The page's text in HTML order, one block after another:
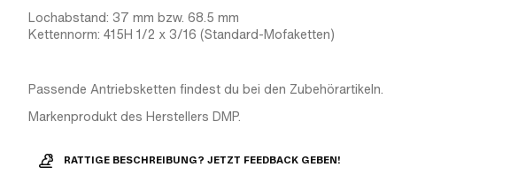
Lochabstand: 37 mm bzw. 68.5 mm
Kettennorm: 415H 1/2 x 3/16 (Standard-Mofaketten)
Passende Antriebsketten findest du bei den Zubehörartikeln.
Markenprodukt des Herstellers DMP.
RATTIGE BESCHREIBUNG? JETZT FEEDBACK GEBEN!